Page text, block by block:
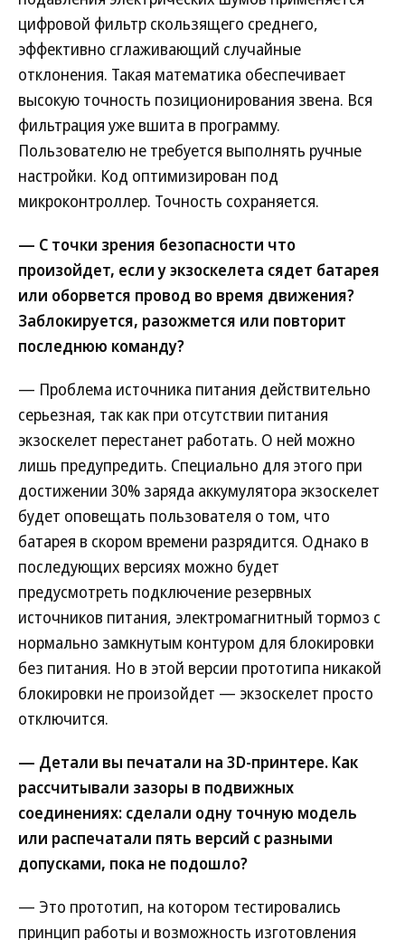
цифровой фильтр скользящего среднего,
эффективно сглаживающий случайные
отклонения. Такая математика обеспечивает
высокую точность позиционирования звена. Вся
фильтрация уже вшита в программу.
Пользователю не требуется выполнять ручные
настройки. Код оптимизирован под
микроконтроллер. Точность сохраняется.
— С точки зрения безопасности что
произойдет, если у экзоскелета сядет батарея
или оборвется провод во время движения?
Заблокируется, разожмется или повторит
последнюю команду?
— Проблема источника питания действительно
серьезная, так как при отсутствии питания
экзоскелет перестанет работать. О ней можно
лишь предупредить. Специально для этого при
достижении 30% заряда аккумулятора экзоскелет
будет оповещать пользователя о том, что
батарея в скором времени разрядится. Однако в
последующих версиях можно будет
предусмотреть подключение резервных
источников питания, электромагнитный тормоз с
нормально замкнутым контуром для блокировки
без питания. Но в этой версии прототипа никакой
блокировки не произойдет — экзоскелет просто
отключится.
— Детали вы печатали на 3D-принтере. Как
рассчитывали зазоры в подвижных
соединениях: сделали одну точную модель
или распечатали пять версий с разными
допусками, пока не подошло?
— Это прототип, на котором тестировались
принцип работы и возможность изготовления